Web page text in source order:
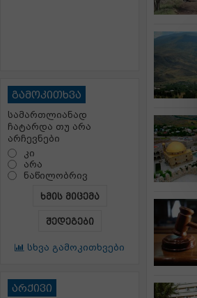
გამოკითხვა
სამართლიანად
ჩატარდა თუ არა
არჩევნები
კი
არა
ნაწილობრივ
ხმის მიცემა
შედეგები
სხვა გამოკითხვები
არქივი